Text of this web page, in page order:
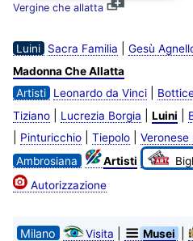
Vergine che allatta
Luini Sacra Familia Gesù
Madonna Che Allatta
Artisti
Leonardo da Vinci|
Tiziano| Lucrezia Borgia Luini
Pinturicchio| Tiepolo| Veronese
Ambrosiana
Artisti
Autorizzazione
Milano Visita Musei